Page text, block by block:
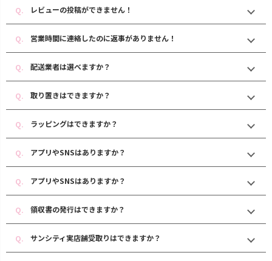
レビューの投稿ができません！
営業時間に連絡したのに返事がありません！
配送業者は選べますか？
取り置きはできますか？
ラッピングはできますか？
アプリやSNSはありますか？
アプリやSNSはありますか？
領収書の発行はできますか？
サンシティ実店舗受取りはできますか？